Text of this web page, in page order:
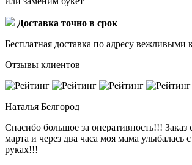
Доставка точно в срок
Бесплатная доставка по адресу вежливыми
Отзывы клиентов
Наталья Белгород
Спасибо большое за оперативность!!! Заказ
марта и через два часа моя мама улыбалась
руках!!!